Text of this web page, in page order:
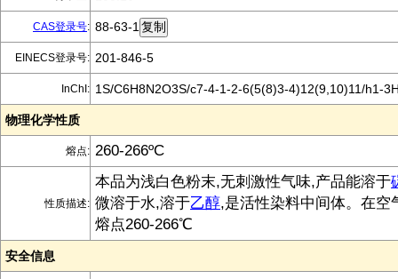
CAS登录号: 88-63-1
EINECS登录号: 201-846-5
InChI: 1S/C6H8N2O3S/c7-4-1-2-6(5(8)3-4)12(9,10)11/h1-
物理化学性质
熔点: 260-266ºC
性质描述:
本品为浅白色粉末,无刺激性气味,产品能溶于
微溶于水,溶于乙醇,是活性染料中间体。在空
熔点260-266℃
安全信息